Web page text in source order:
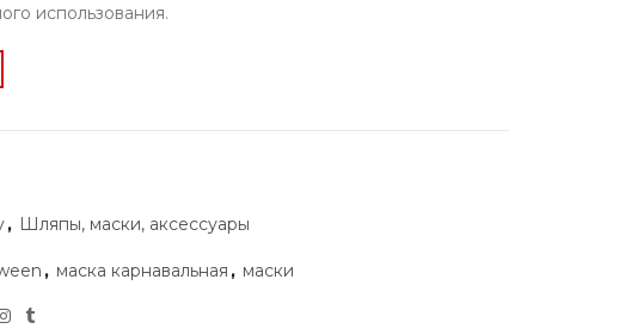
использования.
, Шляпы, маски, аксессуары
, маска карнавальная , маски